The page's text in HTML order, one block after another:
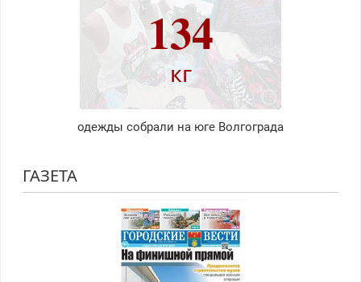
134
кг
одежды собрали на юге Волгограда
ГАЗЕТА